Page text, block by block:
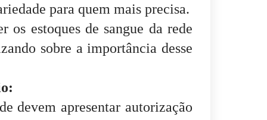
para quem mais precisa.
estoques de sangue da rede
sobre a importância desse
devem apresentar autorização